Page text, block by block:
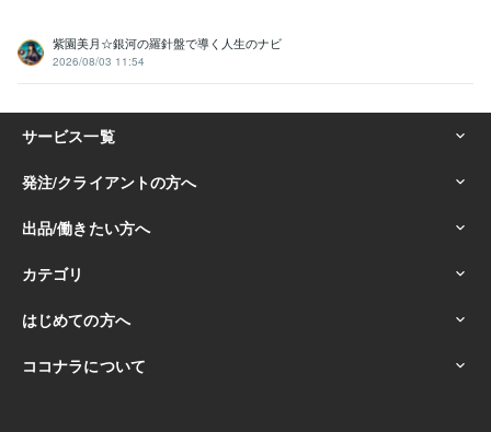
紫園美月☆銀河の羅針盤で導く人生のナビ
2026/08/03 11:54